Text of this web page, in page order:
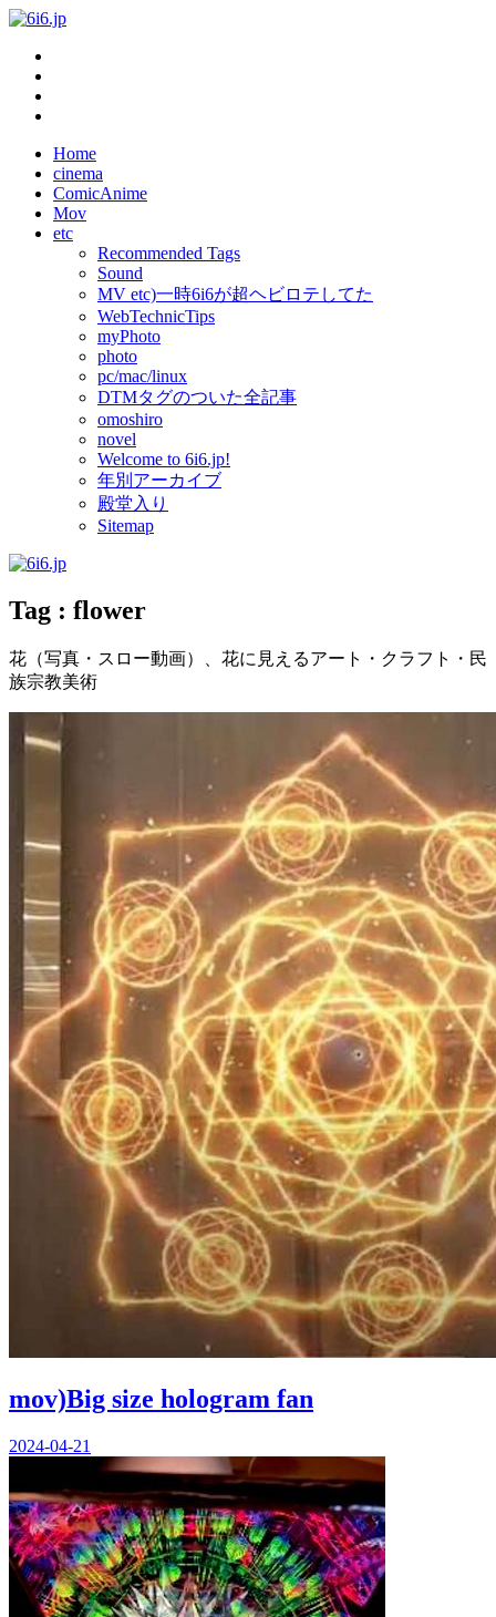
Home
cinema
ComicAnime
Mov
etc
Recommended Tags
Sound
MV etc)一時6i6が超ヘビロテしてた
WebTechnicTips
myPhoto
photo
pc/mac/linux
DTMタグのついた全記事
omoshiro
novel
Welcome to 6i6.jp!
年別アーカイブ
殿堂入り
Sitemap
Tag : flower
花（写真・スロー動画）、花に見えるアート・クラフト・民
族宗教美術
mov)Big size hologram fan
2024-04-21